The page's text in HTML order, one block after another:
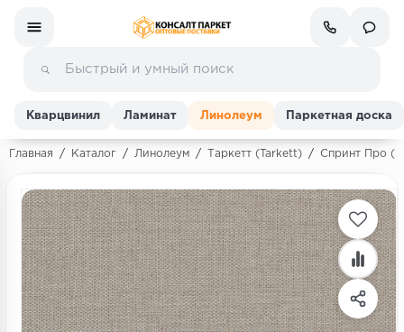
Ламинат
Линолеум
Кварц-винил (ПВХ плитка)
Инженерная доска
Кварцвинил Ламинат Линолеум Паркетная доска
Главная / Каталог / Линолеум / Таркетт (Tarkett) / Спринт Про